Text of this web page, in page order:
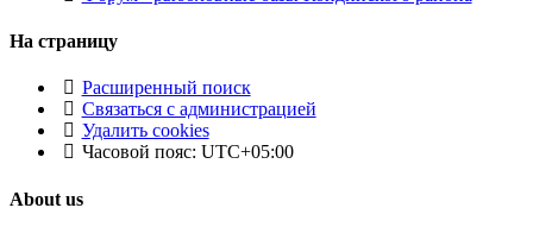
На страницу
Расширенный поиск
Связаться с администрацией
Удалить cookies
Часовой пояс: UTC+05:00
About us